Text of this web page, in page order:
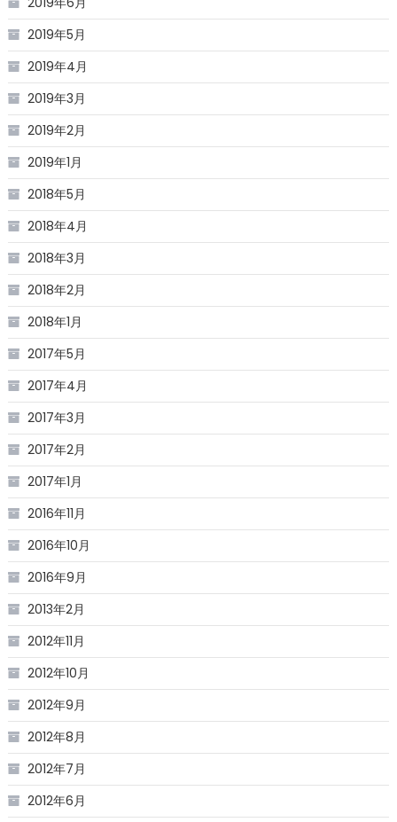
2019年5月
2019年4月
2019年3月
2019年2月
2019年1月
2018年5月
2018年4月
2018年3月
2018年2月
2018年1月
2017年5月
2017年4月
2017年3月
2017年2月
2017年1月
2016年11月
2016年10月
2016年9月
2013年2月
2012年11月
2012年10月
2012年9月
2012年8月
2012年7月
2012年6月